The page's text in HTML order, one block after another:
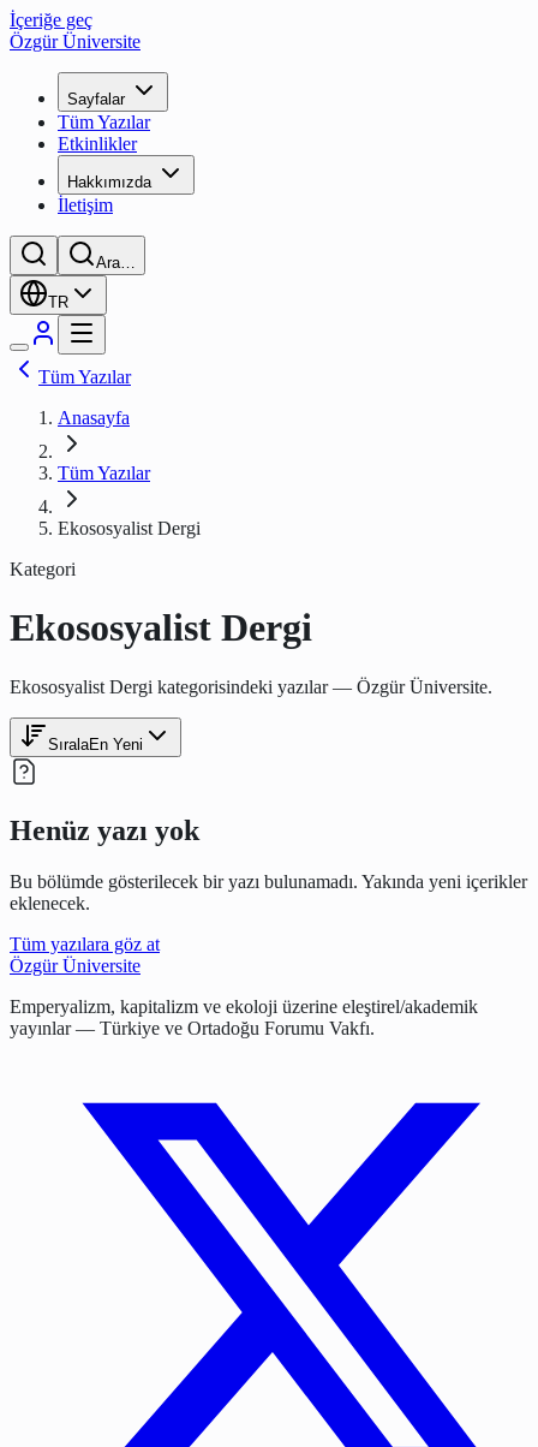
İçeriğe geç
Özgür Üniversite
Sayfalar
Tüm Yazılar
Etkinlikler
Hakkımızda
İletişim
Ara…
TR
Tüm Yazılar
Anasayfa
Tüm Yazılar
Ekososyalist Dergi
Kategori
Ekososyalist Dergi
Ekososyalist Dergi kategorisindeki yazılar — Özgür Üniversite.
SıralaEn Yeni
Henüz yazı yok
Bu bölümde gösterilecek bir yazı bulunamadı. Yakında yeni içerikler
eklenecek.
Tüm yazılara göz at
Özgür Üniversite
Emperyalizm, kapitalizm ve ekoloji üzerine eleştirel/akademik
yayınlar — Türkiye ve Ortadoğu Forumu Vakfı.